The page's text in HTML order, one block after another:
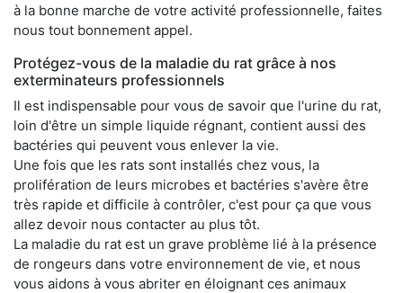
à la bonne marche de votre activité professionnelle, faites
nous tout bonnement appel.
Protégez-vous de la maladie du rat grâce à nos
exterminateurs professionnels
Il est indispensable pour vous de savoir que l'urine du rat,
loin d'être un simple liquide régnant, contient aussi des
bactéries qui peuvent vous enlever la vie.
Une fois que les rats sont installés chez vous, la
prolifération de leurs microbes et bactéries s'avère être
très rapide et difficile à contrôler, c'est pour ça que vous
allez devoir nous contacter au plus tôt.
La maladie du rat est un grave problème lié à la présence
de rongeurs dans votre environnement de vie, et nous
vous aidons à vous abriter en éloignant ces animaux